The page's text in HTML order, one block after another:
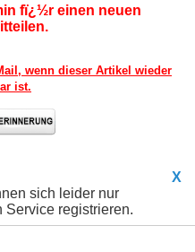
fï¿½r einen neuen
wenn dieser Artikel wieder
ist.
X
sich leider nur
Service registrieren.